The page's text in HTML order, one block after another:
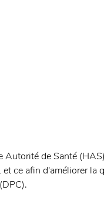
Autorité de Santé
et ce afin d'améliorer la